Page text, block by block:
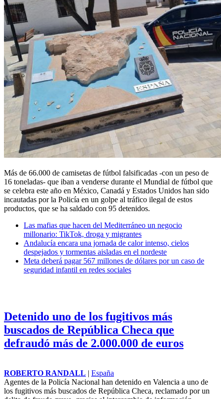
Más de 66.000 de camisetas de fútbol falsificadas -con un peso de
16 toneladas- que iban a venderse durante el Mundial de fútbol que
se celebra este año en México, Canadá y Estados Unidos han sido
incautadas por la Policía en un golpe al tráfico ilegal de estos
productos, que se ha saldado con 95 detenidos.
Las mafias que hacen del Mediterráneo un negocio
millonario: TikTok, droga y migrantes
Andalucía encara una jornada de calor intenso, cielos
despejados y tormentas aisladas en el nordeste
Meta deberá pagar 567 millones de dólares por un caso de
seguridad infantil en redes sociales
Detenido uno de los fugitivos más
buscados de República Checa que
defraudó más de 2.000.000 de euros
ROBERTO RANDALL | España
Agentes de la Policía Nacional han detenido en Valencia a uno de
los fugitivos más buscados de República Checa, reclamado por un